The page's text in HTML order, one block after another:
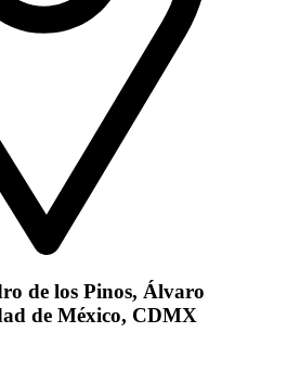
de los Pinos, Álvaro
de México, CDMX